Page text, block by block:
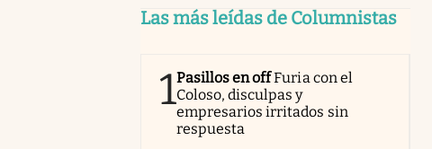
Las más leídas de Columnistas
1Pasillos en offFuria con el
Coloso, disculpas y
empresarios irritados sin
respuesta